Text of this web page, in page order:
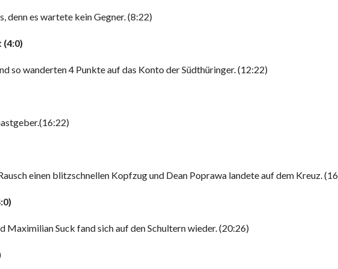
denn es wartete kein Gegner. (8:22)
(4:0)
so wanderten 4 Punkte auf das Konto der Südthüringer. (12:22)
einen blitzschnellen Kopfzug und Dean Poprawa landete auf dem Kreuz.
:0)
Suck fand sich auf den Schultern wieder. (20:26)